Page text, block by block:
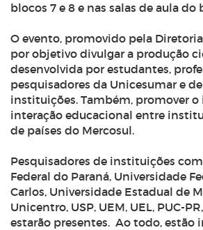
blocos 7 e 8 e nas salas de aula do
O evento, promovido pela
por objetivo divulgar a produção
desenvolvida por estudantes,
pesquisadores da Unicesumar e
instituições. Também, promover
interação educacional entre
de países do Mercosul.
Pesquisadores de instituições
Federal do Paraná, Universidade
Carlos, Universidade Estadual de
Unicentro, USP, UEM, UEL, PUC-
estarão presentes. Ao todo, estão